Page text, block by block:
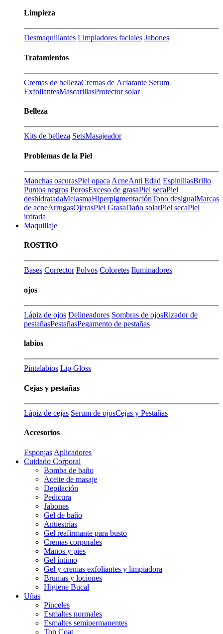
Limpieza
Desmaquillantes Limpiadores faciales Jabones
Tratamientos
Cremas de bellezaCremas de Aclarante Serum
ExfoliantesMascarillasProtector solar
Belleza
Kits de belleza SetsMasajeador
Problemas de la Piel
Manchas oscurasPiel opaca AcneAnti Edad EspinillasBrillo
Puntos negros PorosExceso de grasaPiel secaPiel
deshidratadaMelasmaHiperpigmentaciónTono desigualMarcas
de acneArrugasOjerasPiel GrasaDaño solarPiel secaPiel
irritada
Maquillaje
ROSTRO
Bases Corrector Polvos Coloretes Iluminadores
ojos
Lápiz de ojos Delineadores Sombras de ojosRizador de
pestañasPestañasPegamento de pestañas
labios
Pintalabios Lip Gloss
Cejas y pestañas
Lápiz de cejas Serum de ojosCejas y Pestañas
Accesorios
Esponjas Aplicadores
Cuidado Corporal
Bomba de baño
Aceite de masaje
Depilación
Pedicura
Jabones
Gel de baño
Antiestrías
Gel reafirmante para busto
Cremas corporales
Manos y pies
Gel íntimo
Gel y cremas exfoliantes y limpiadora
Brumas y lociones
Higiene Bucal
Uñas
Pinceles
Esmaltes normales
Esmaltes semipermanentes
Top Coat